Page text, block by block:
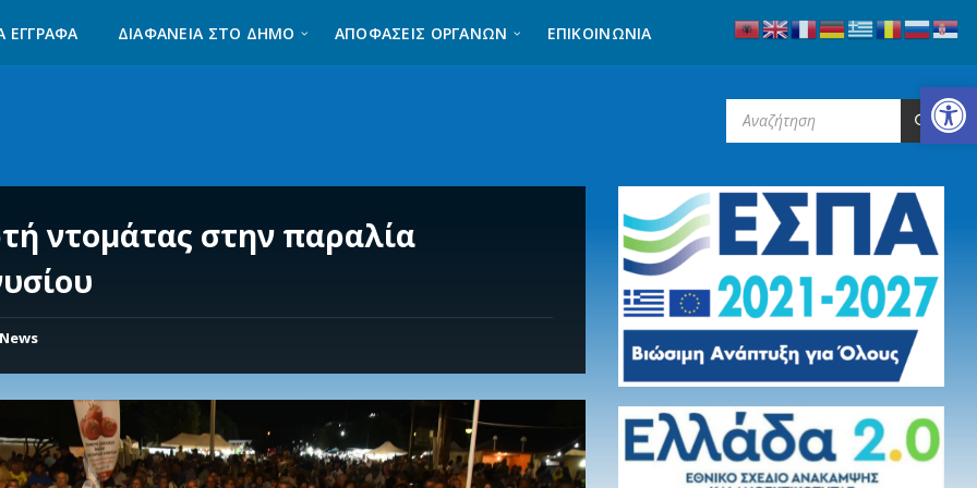
Ανοίξτε τη γραμμή εργαλείων
ΈΓΓΡΑΦΑ ΔΙΑΦΆΝΕΙΑ ΣΤΟ ΔΉΜΟ ΑΠΟΦΑΣΕΙΣ ΟΡΓΑΝΩΝ ΕΠΙΚΟΙΝΩΝΊΑ
ντομάτας στην παραλία
News